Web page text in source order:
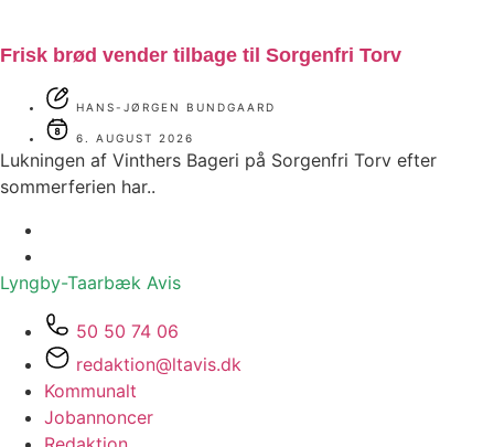
Frisk brød vender tilbage til Sorgenfri Torv
HANS-JØRGEN BUNDGAARD
6. AUGUST 2026
Lukningen af Vinthers Bageri på Sorgenfri Torv efter
sommerferien har..
Lyngby-Taarbæk Avis
50 50 74 06
redaktion@ltavis.dk
Kommunalt
Jobannoncer